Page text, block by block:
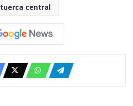
tuerca central